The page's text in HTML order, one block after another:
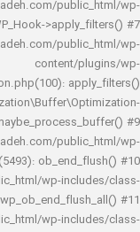
decokadeh.com/
WP_Hook-
decokadeh.com/
decokadeh.com/
public_html/wp-
public_html/wp-